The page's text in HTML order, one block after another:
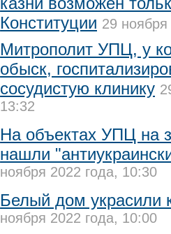
Конституции 29
Митрополит УПЦ, у
обыск,
сосудистую клинику
13:32
На объектах УПЦ на
нашли
ноября 2022 года, 10:30
Белый дом украсили
ноября 2022 года, 10:00